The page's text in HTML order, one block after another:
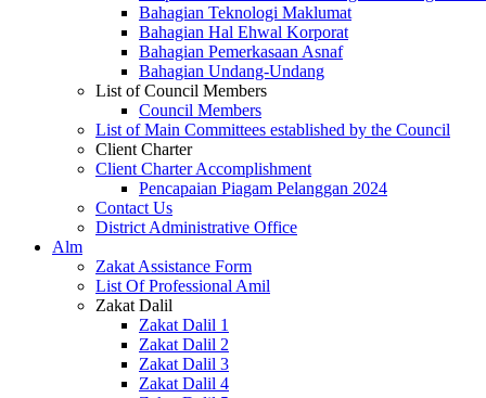
Bahagian Teknologi Maklumat
Bahagian Hal Ehwal Korporat
Bahagian Pemerkasaan Asnaf
Bahagian Undang-Undang
List of Council Members
Council Members
List of Main Committees established by the Council
Client Charter
Client Charter Accomplishment
Pencapaian Piagam Pelanggan 2024
Contact Us
District Administrative Office
Alm
Zakat Assistance Form
List Of Professional Amil
Zakat Dalil
Zakat Dalil 1
Zakat Dalil 2
Zakat Dalil 3
Zakat Dalil 4